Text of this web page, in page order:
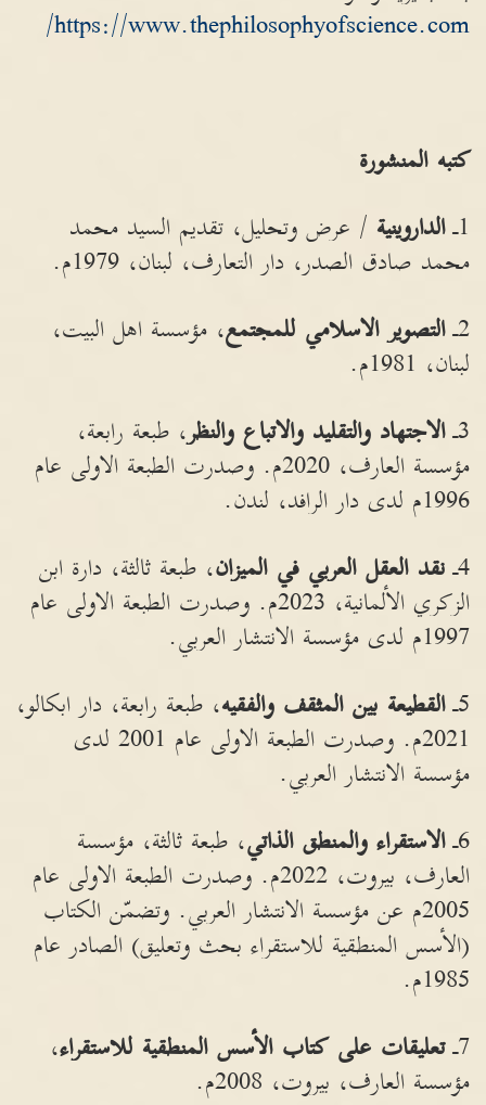
https://www.thephilosophyofscience.com/
كتبهالمنشورة
1ـ الداروينية / عرض وتحليل، تقديم السيد محمد
محمد صادق الصدر، دار التعارف، لبنان، 1979م.
2ـ التصويرالاسلامي للمجتمع، مؤسسة اهل البيت،
لبنان، 1981م.
3ـ الاجتهادوالتقليدوالاتباعوالنظر، طبعة رابعة،
مؤسسة العارف، 2020م. وصدرت الطبعة الاولى عام
1996م لدى دار الرافد، لندن.
4ـ نقدالعقلالعربيفيالميزان، طبعة ثالثة، دارة ابن
الزكري الألمانية، 2023م. وصدرت الطبعة الاولى عام
1997م لدى مؤسسة الانتشار العربي.
5ـ القطيعة بينالمثقفوالفقيه، طبعة رابعة، دار ابكالو،
2021م. وصدرت الطبعة الاولى عام 2001 لدى
مؤسسة الانتشار العربي.
6ـ الاستقراءوالمنطقالذاتي، طبعة ثالثة، مؤسسة
العارف، بيروت، 2022م. وصدرت الطبعة الاولى عام
2005م عن مؤسسة الانتشار العربي. وتضمّن الكتاب
(الأسس المنطقية للاستقراء بحث وتعليق) الصادر عام
1985م.
7ـ تعليقات علىكتابالأسسالمنطقية للاستقراء،
مؤسسة العارف، بيروت، 2008م.